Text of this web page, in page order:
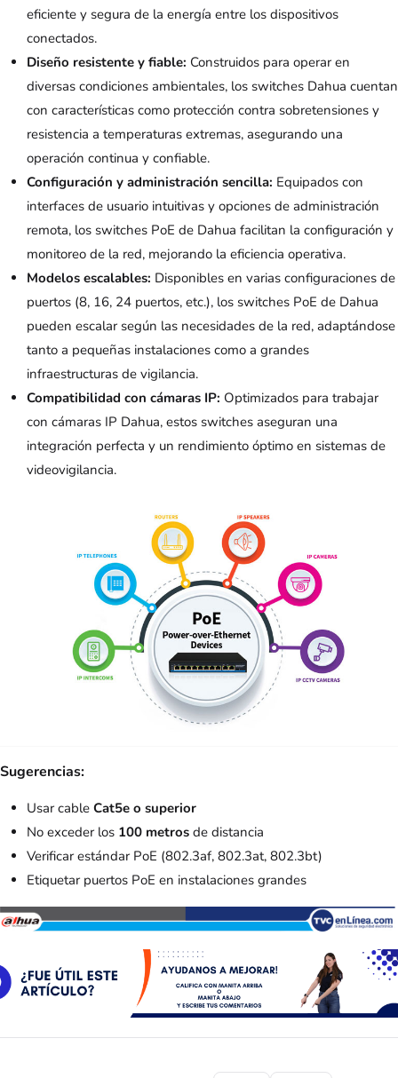
eficiente y segura de la energía entre los dispositivos
conectados.
Diseño resistente y fiable: Construidos para operar en
diversas condiciones ambientales, los switches Dahua cuentan
con características como protección contra sobretensiones y
resistencia a temperaturas extremas, asegurando una
operación continua y confiable.
Configuración y administración sencilla: Equipados con
interfaces de usuario intuitivas y opciones de administración
remota, los switches PoE de Dahua facilitan la configuración y
monitoreo de la red, mejorando la eficiencia operativa.
Modelos escalables: Disponibles en varias configuraciones de
puertos (8, 16, 24 puertos, etc.), los switches PoE de Dahua
pueden escalar según las necesidades de la red, adaptándose
tanto a pequeñas instalaciones como a grandes
infraestructuras de vigilancia.
Compatibilidad con cámaras IP: Optimizados para trabajar
con cámaras IP Dahua, estos switches aseguran una
integración perfecta y un rendimiento óptimo en sistemas de
videovigilancia.
Sugerencias:
Usar cable Cat5e o superior
No exceder los 100 metros de distancia
Verificar estándar PoE (802.3af, 802.3at, 802.3bt)
Etiquetar puertos PoE en instalaciones grandes